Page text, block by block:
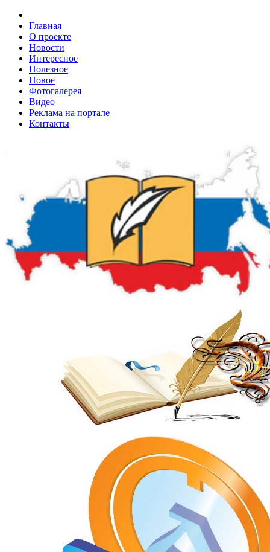
Главная
О проекте
Новости
Интересное
Полезное
Новое
Фотогалерея
Видео
Реклама на портале
Контакты